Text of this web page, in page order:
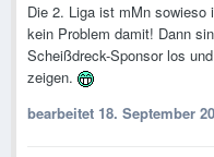
Die 2. Liga ist mMn
kein Problem damit! Dann
Scheißdreck-Sponsor los
zeigen.
bearbeitet 18. September